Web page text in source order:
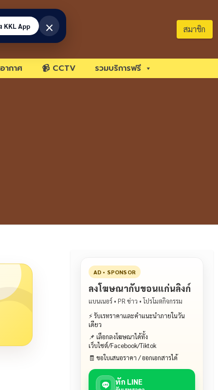
สมาชิก
ากาศ 📹 CCTV รวมบริการฟรี
AD • SPONSOR
ลงโฆษณากับขอนแก่นลิงก์
แบนเนอร์ • PR ข่าว • โปรโมตกิจกรรม
⚡ รับเรทราคาและคำแนะนำภายในวัน
เดียว
📌 เลือกลงโฆษณาได้ทั้ง
เว็บไซต์/Facebook/Tiktok
🧾 ขอใบเสนอราคา / ออกเอกสารได้
ทัก LINE
KKL App ×